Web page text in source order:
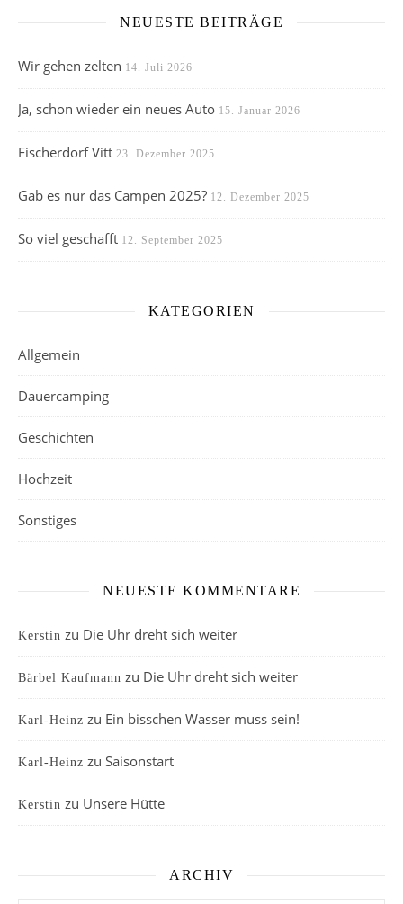
NEUESTE BEITRÄGE
Wir gehen zelten 14. Juli 2026
Ja, schon wieder ein neues Auto 15. Januar 2026
Fischerdorf Vitt 23. Dezember 2025
Gab es nur das Campen 2025? 12. Dezember 2025
So viel geschafft 12. September 2025
KATEGORIEN
Allgemein
Dauercamping
Geschichten
Hochzeit
Sonstiges
NEUESTE KOMMENTARE
Kerstin zu Die Uhr dreht sich weiter
Bärbel Kaufmann zu Die Uhr dreht sich weiter
Karl-Heinz zu Ein bisschen Wasser muss sein!
Karl-Heinz zu Saisonstart
Kerstin zu Unsere Hütte
ARCHIV